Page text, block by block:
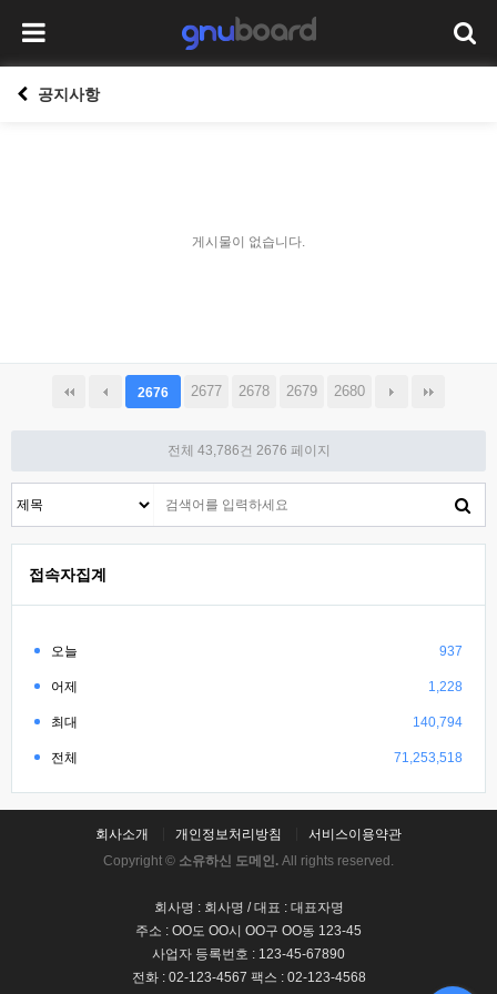
공지사항
게시물이 없습니다.
2676 2677 2678 2679 2680
전체 43,786건 2676 페이지
접속자집계
오늘 937
어제 1,228
최대 140,794
전체 71,253,518
회사소개 개인정보처리방침
서비스이용약관
Copyright © 소유하신 도메인. All rights reserved.
회사명 : 회사명 / 대표 : 대표자명
주소 : OO도 OO시 OO구 OO동 123-45
사업자 등록번호 : 123-45-67890
전화 : 02-123-4567 팩스 : 02-123-4568